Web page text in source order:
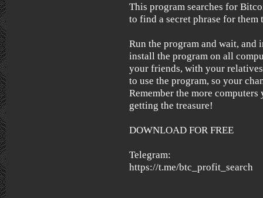
This program searches for
to find a secret phrase for
Run the program and wait, and
install the program on all
your friends, with your
to use the program, so your
Remember the more
getting the treasure!
DOWNLOAD FOR FREE
Telegram:
https://t.me/btc_profit_search